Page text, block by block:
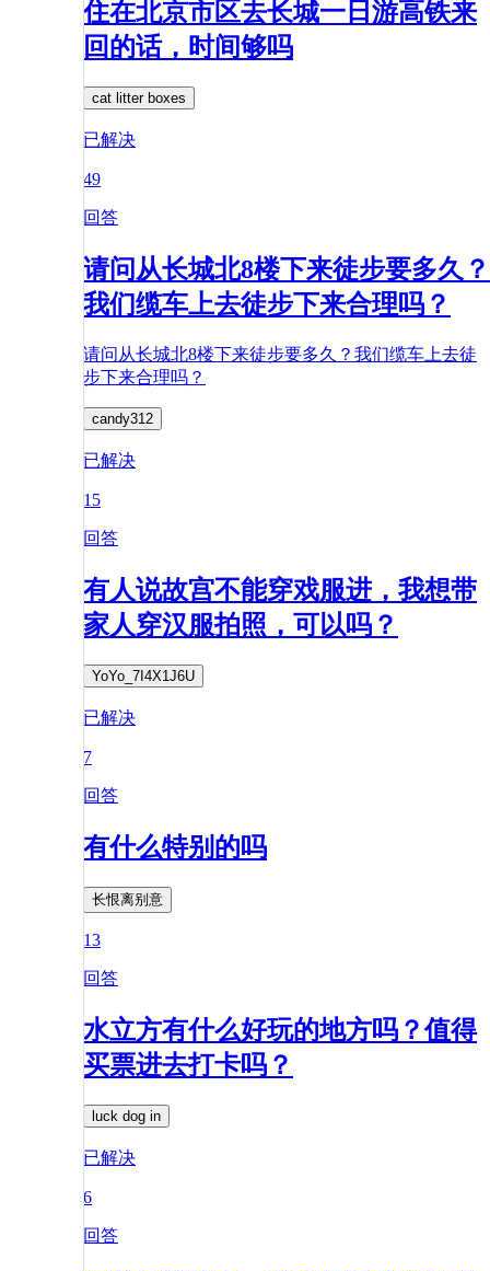
住在北京市区去长城一日游高铁来
回的话，时间够吗
cat litter boxes
已解决
49
回答
请问从长城北8楼下来徒步要多久？
我们缆车上去徒步下来合理吗？
请问从长城北8楼下来徒步要多久？我们缆车上去徒
步下来合理吗？
candy312
已解决
15
回答
有人说故宫不能穿戏服进，我想带
家人穿汉服拍照，可以吗？
YoYo_7I4X1J6U
已解决
7
回答
有什么特别的吗
长恨离别意
13
回答
水立方有什么好玩的地方吗？值得
买票进去打卡吗？
luck dog in
已解决
6
回答